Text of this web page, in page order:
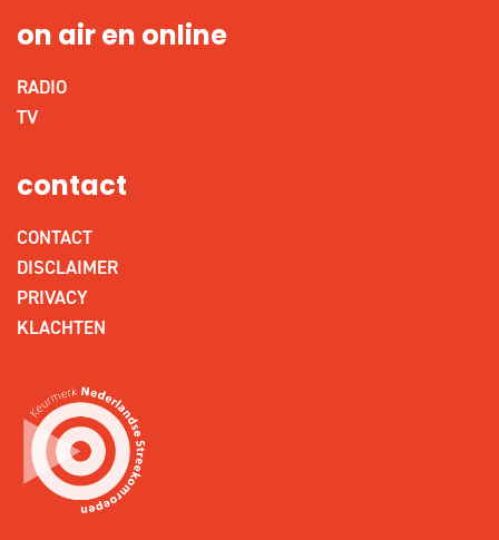
on air en online
RADIO
TV
contact
CONTACT
DISCLAIMER
PRIVACY
KLACHTEN